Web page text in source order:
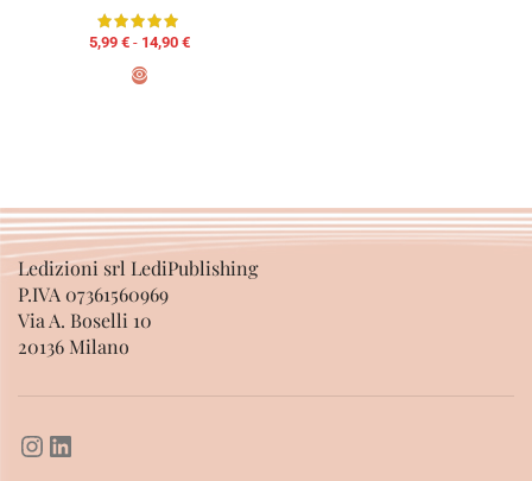
5,99 € - 14,90 €
Ledizioni srl LediPublishing
P.IVA 07361560969
Via A. Boselli 10
20136 Milano